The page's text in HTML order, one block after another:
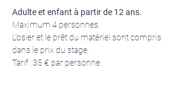
Adulte et enfant à partir de 12 ans.
Maximum 4 personnes.
L'osier et le prêt du matériel sont compris
dans le prix du stage.
Tarif : 35 € par personne.